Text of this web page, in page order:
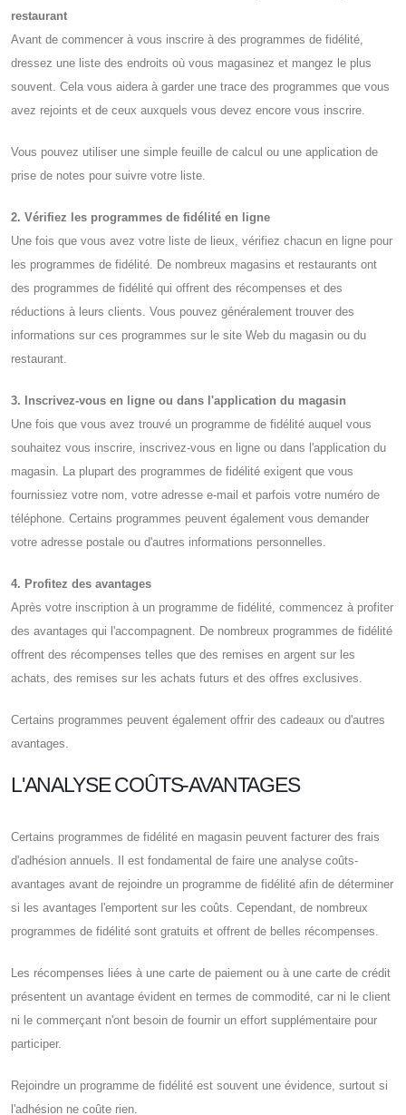
restaurant
Avant de commencer à vous inscrire à des programmes de fidélité,
dressez une liste des endroits où vous magasinez et mangez le plus
souvent. Cela vous aidera à garder une trace des programmes que vous
avez rejoints et de ceux auxquels vous devez encore vous inscrire.
Vous pouvez utiliser une simple feuille de calcul ou une application de
prise de notes pour suivre votre liste.
2. Vérifiez les programmes de fidélité en ligne
Une fois que vous avez votre liste de lieux, vérifiez chacun en ligne pour
les programmes de fidélité. De nombreux magasins et restaurants ont
des programmes de fidélité qui offrent des récompenses et des
réductions à leurs clients. Vous pouvez généralement trouver des
informations sur ces programmes sur le site Web du magasin ou du
restaurant.
3. Inscrivez-vous en ligne ou dans l'application du magasin
Une fois que vous avez trouvé un programme de fidélité auquel vous
souhaitez vous inscrire, inscrivez-vous en ligne ou dans l'application du
magasin. La plupart des programmes de fidélité exigent que vous
fournissiez votre nom, votre adresse e-mail et parfois votre numéro de
téléphone. Certains programmes peuvent également vous demander
votre adresse postale ou d'autres informations personnelles.
4. Profitez des avantages
Après votre inscription à un programme de fidélité, commencez à profiter
des avantages qui l'accompagnent. De nombreux programmes de fidélité
offrent des récompenses telles que des remises en argent sur les
achats, des remises sur les achats futurs et des offres exclusives.
Certains programmes peuvent également offrir des cadeaux ou d'autres
avantages.
L'ANALYSE COÛTS-AVANTAGES
Certains programmes de fidélité en magasin peuvent facturer des frais
d'adhésion annuels. Il est fondamental de faire une analyse coûts-
avantages avant de rejoindre un programme de fidélité afin de déterminer
si les avantages l'emportent sur les coûts. Cependant, de nombreux
programmes de fidélité sont gratuits et offrent de belles récompenses.
Les récompenses liées à une carte de paiement ou à une carte de crédit
présentent un avantage évident en termes de commodité, car ni le client
ni le commerçant n'ont besoin de fournir un effort supplémentaire pour
participer.
Rejoindre un programme de fidélité est souvent une évidence, surtout si
l'adhésion ne coûte rien.